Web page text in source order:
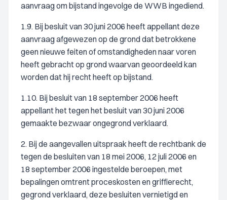
aanvraag om bijstand ingevolge de WWB ingediend.
1.9. Bij besluit van 30 juni 2006 heeft appellant deze
aanvraag afgewezen op de grond dat betrokkene
geen nieuwe feiten of omstandigheden naar voren
heeft gebracht op grond waarvan geoordeeld kan
worden dat hij recht heeft op bijstand.
1.10. Bij besluit van 18 september 2006 heeft
appellant het tegen het besluit van 30 juni 2006
gemaakte bezwaar ongegrond verklaard.
2. Bij de aangevallen uitspraak heeft de rechtbank de
tegen de besluiten van 18 mei 2006, 12 juli 2006 en
18 september 2006 ingestelde beroepen, met
bepalingen omtrent proceskosten en griffierecht,
gegrond verklaard, deze besluiten vernietigd en